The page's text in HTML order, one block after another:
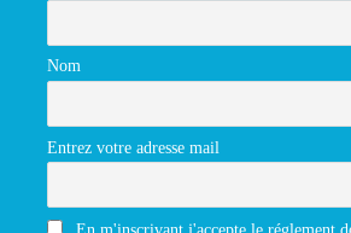
Nom
Entrez votre adresse mail